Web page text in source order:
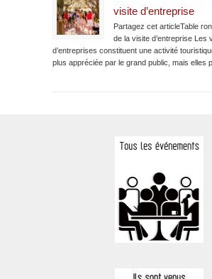
visite d’entreprise
Partagez cet articleTable
de la visite d’entreprise Les
d’entreprises constituent une activité
plus appréciée par le grand public, mais elles